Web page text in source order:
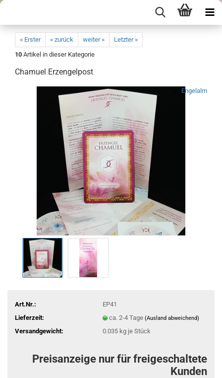
« Erster « zurück weiter »
Letzter »
10 Artikel in dieser Kategorie
Chamuel Erzengelpost
Engelalm
Art.Nr.:
EP41
Lieferzeit:
ca. 2-4 Tage (Ausland abweichend)
Versandgewicht: 0.035kg je Stück
Preisanzeige nur für freigeschaltete
Kunden